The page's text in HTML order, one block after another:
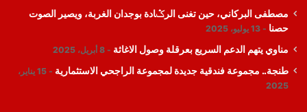
مصطفى البركاني، حين تغنى الرݣادة بوجدان الغربة، ويصير الصوت
حصنا
13 يوليو، 2025
مناوي يتهم الدعم السريع بعرقلة وصول الاغاثة 8 أبريل، 2025
طنجة.. مجموعة فندقية جديدة لمجموعة الراجحي الاستثمارية
15 يناير،
2025